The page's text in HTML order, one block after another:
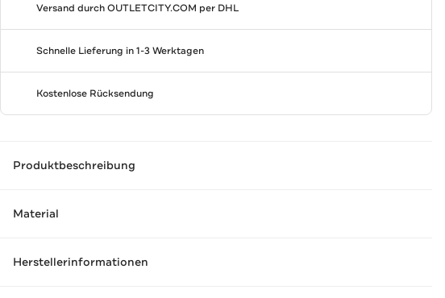
Versand durchOUTLETCITY.COM per DHL
Schnelle Lieferung in 1-3 Werktagen
Kostenlose Rücksendung
Produktbeschreibung
Material
Herstellerinformationen